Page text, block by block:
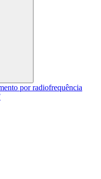
por radiofrequência